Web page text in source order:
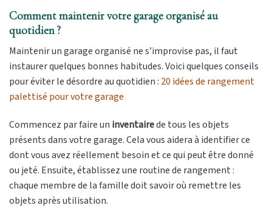
Comment maintenir votre garage organisé au
quotidien ?
Maintenir un garage organisé ne s’improvise pas, il faut
instaurer quelques bonnes habitudes. Voici quelques conseils
pour éviter le désordre au quotidien : 20 idées de rangement
palettisé pour votre garage
Commencez par faire un inventairede tous les objets
présents dans votre garage. Cela vous aidera à identifier ce
dont vous avez réellement besoin et ce qui peut être donné
ou jeté. Ensuite, établissez une routine de rangement :
chaque membre de la famille doit savoir où remettre les
objets après utilisation.